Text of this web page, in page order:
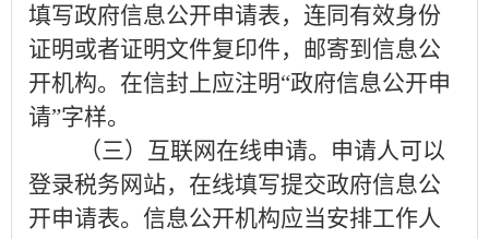
填写政府信息公开申请表，连同有效身份
证明或者证明文件复印件，邮寄到信息公
开机构。在信封上应注明“政府信息公开申
请”字样。
（三） 互联网在线申请。 申请人可以
登录税务网站，在线填写提交政府信息公
开申请表。信息公开机构应当安排工作人